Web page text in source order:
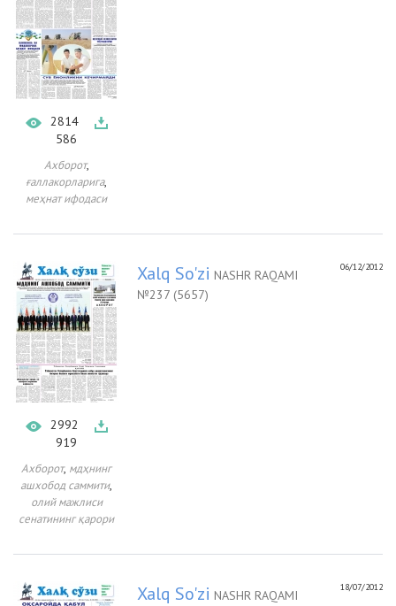
2814
586
Ахборот,
ғаллакорларига,
меҳнат ифодаси
2992
919
Ахборот, мдҳнинг
ашхобод саммити,
олий мажлиси
сенатининг қарори
06/12/2012
Xalq So'zi NASHR RAQAMI
№237 (5657)
18/07/2012
Xalq So'zi NASHR RAQAMI